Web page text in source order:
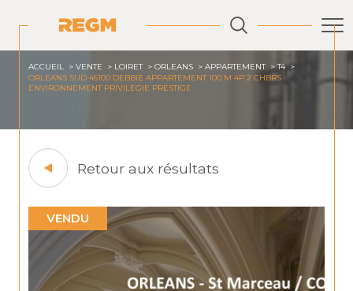
ACCUEIL VENTE LOIRET ORLEANS APPARTEMENT
T4
ORLEANS SUD 45100 DEBBIE APPARTEMENT 100 M 4P 2 CHBRS
ENVIRONNEMENT PRIVILEGIE PRESTIGE
Retour aux résultats
VENDU